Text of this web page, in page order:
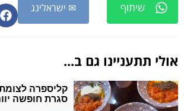
שיתוף ✉ ישראלינג
אולי תתעניינו גם ב...
קליספרה
סגרת חופשה